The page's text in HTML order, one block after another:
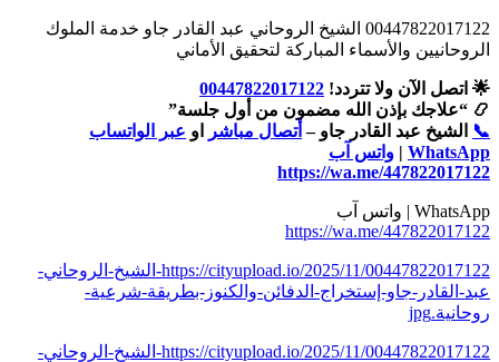
00447822017122 الشيخ الروحاني عبد القادر جاو خدمة الملوك
الروحانيين والأسماء المباركة لتحقيق الأماني
🌟 اتصل الآن ولا تتردد! 00447822017122
📿 “علاجك بإذن الله مضمون من أول جلسة”
📞
الشيخ عبد القادر جاو – أتصال مباشر او عبر الواتساب
WhatsApp
| واتس آب
https://wa.me/447822017122
WhatsApp | واتس آب
https://wa.me/447822017122
https://cityupload.io/2025/11/00447822017122-الشيخ-الروحاني-
عبد-القادر-جاو-إستخراج-الدفائن-والكنوز-بطريقة-شرعية-
روحانية.jpg
https://cityupload.io/2025/11/00447822017122-الشيخ-الروحاني-